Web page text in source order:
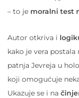
– to je moralni test
Autor otkriva i
kako je vera
patnja Jevreja u
koji omogućuje
Ukazuje se i na